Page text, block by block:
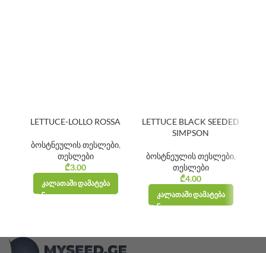
LETTUCE-LOLLO ROSSA
ბოსტნეულის თესლები,
თესლები
₾3.00
ᲙᲐᲚᲐᲗᲐᲨᲘ ᲓᲐᲛᲐᲢᲔᲑᲐ
LETTUCE BLACK SEEDED
SIMPSON
ბოსტნეულის თესლები,
თესლები
₾4.00
ᲙᲐᲚᲐᲗᲐᲨᲘ ᲓᲐᲛᲐᲢᲔᲑᲐ